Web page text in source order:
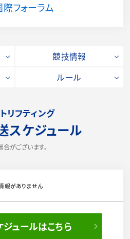
フォーラム
競技情報
ルール
リフティング
スケジュール
がございます。
報がありません
ュールはこちら